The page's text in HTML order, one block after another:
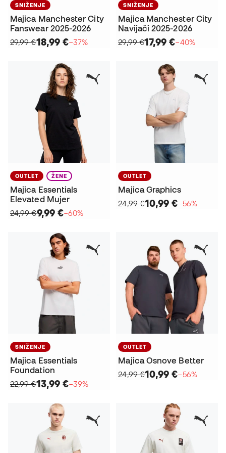
SNIŽENJE
Majica Manchester City
Fanswear 2025-2026
29,99 €18,99 €−37%
SNIŽENJE
Majica Manchester City
Navijači 2025-2026
29,99 €17,99 €−40%
OUTLET ŽENE
Majica Essentials
Elevated Mujer
24,99 €9,99 €−60%
OUTLET
Majica Graphics
24,99 €10,99 €−56%
SNIŽENJE
Majica Essentials
Foundation
22,99 €13,99 €−39%
OUTLET
Majica Osnove Better
24,99 €10,99 €−56%